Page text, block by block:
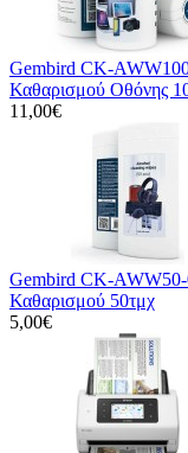
Gembird CK-
Καθαρισμού Οθόνης
11,00€
Gembird CK-AWW50-
Καθαρισμού 50τμχ
5,00€